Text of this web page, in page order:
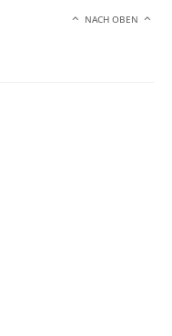
NACH OBEN